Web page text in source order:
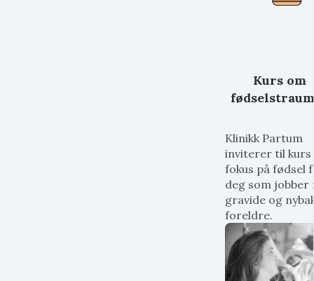
Kurs om
Klinikk Partum
inviterer til kurs
fokus på fødsel
deg som jobber
gravide og
foreldre.